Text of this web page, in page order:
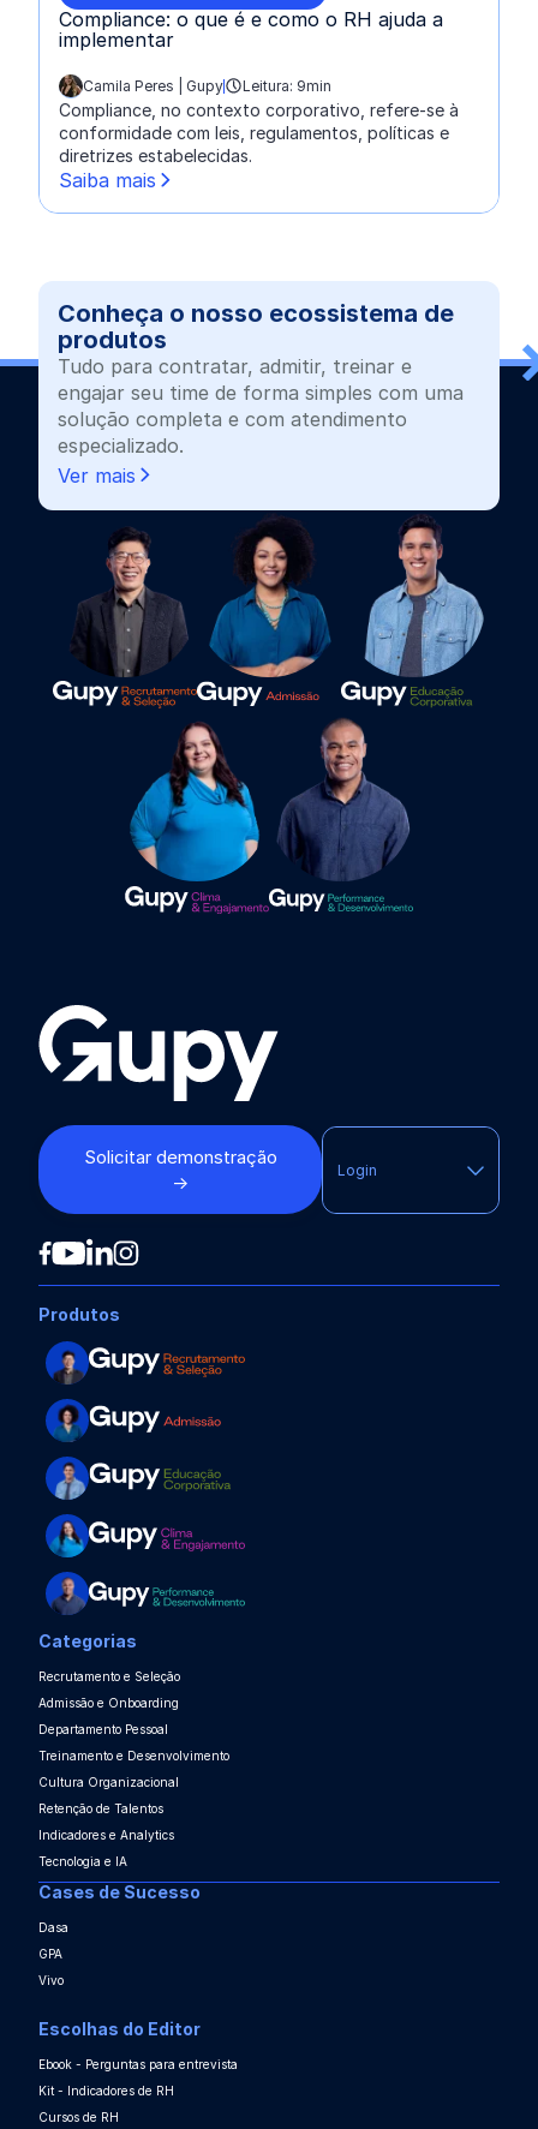
Compliance: o que é e como o RH ajuda a
implementar
escrito por:
Camila Peres | Gupy Leitura: 9min
Compliance, no contexto corporativo, refere-se à
conformidade com leis, regulamentos, políticas e
diretrizes estabelecidas.
Saiba mais
Conheça o nosso ecossistema de
produtos
Tudo para contratar, admitir, treinar e
engajar seu time de forma simples com uma
solução completa e com atendimento
especializado.
Ver mais
Solicitar demonstração
→
Login
Produtos
Categorias
Recrutamento e Seleção
Admissão e Onboarding
Departamento Pessoal
Treinamento e Desenvolvimento
Cultura Organizacional
Retenção de Talentos
Indicadores e Analytics
Tecnologia e IA
Cases de Sucesso
Dasa
GPA
Vivo
Escolhas do Editor
Ebook - Perguntas para entrevista
Kit - Indicadores de RH
Cursos de RH